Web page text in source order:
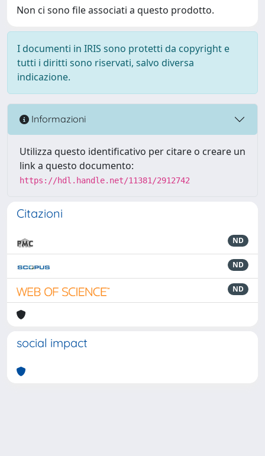
Non ci sono file associati a questo prodotto.
I documenti in IRIS sono protetti da copyright e
tutti i diritti sono riservati, salvo diversa
indicazione.
Informazioni
Utilizza questo identificativo per citare o creare un
link a questo documento:
https://hdl.handle.net/11381/2912742
Citazioni
ND
ND
ND
social impact